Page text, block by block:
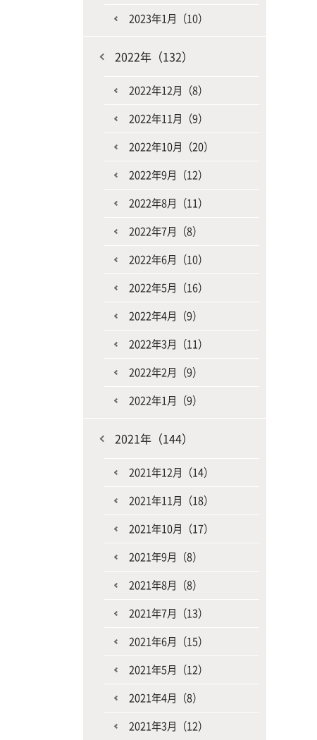
2023年1月（10）
2022年（132）
2022年12月（8）
2022年11月（9）
2022年10月（20）
2022年9月（12）
2022年8月（11）
2022年7月（8）
2022年6月（10）
2022年5月（16）
2022年4月（9）
2022年3月（11）
2022年2月（9）
2022年1月（9）
2021年（144）
2021年12月（14）
2021年11月（18）
2021年10月（17）
2021年9月（8）
2021年8月（8）
2021年7月（13）
2021年6月（15）
2021年5月（12）
2021年4月（8）
2021年3月（12）